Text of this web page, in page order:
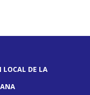
LOCAL DE LA